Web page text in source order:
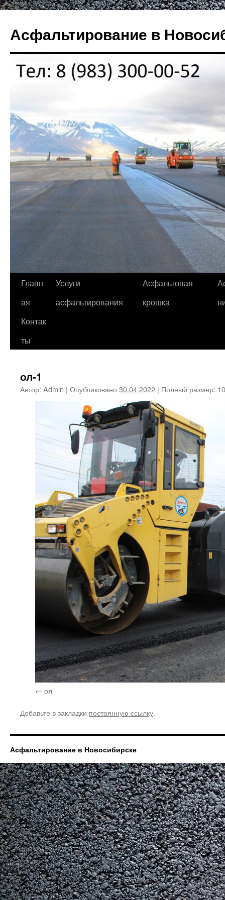
содержимому
Асфальтирование в
Главн
ая
Услуги
асфальтирования
Асфальтовая
крошка
Контак
ты
ол-1
Автор: Admin | Опубликовано 30.04.2022 | Полный размер:
ол
Добавьте в закладки постоянную ссылку.
Асфальтирование в Новосибирске